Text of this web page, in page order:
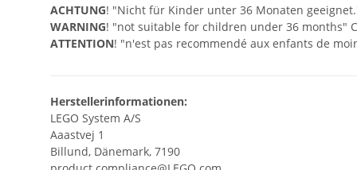
ACHTUNG! "Nicht für Kinder unter 36 Monaten
WARNING! "not suitable for children under 36 months"
ATTENTION! "n'est pas recommendé aux enfants de
Herstellerinformationen:
LEGO System A/S
Aaastvej 1
Billund, Dänemark, 7190